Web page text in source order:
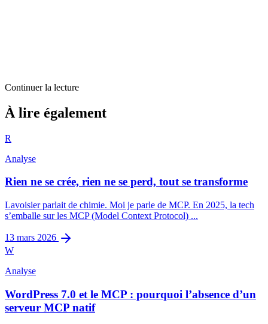
Continuer la lecture
À lire également
R
Analyse
Rien ne se crée, rien ne se perd, tout se transforme
Lavoisier parlait de chimie. Moi je parle de MCP. En 2025, la tech
s’emballe sur les MCP (Model Context Protocol) ...
13 mars 2026
W
Analyse
WordPress 7.0 et le MCP : pourquoi l’absence d’un
serveur MCP natif